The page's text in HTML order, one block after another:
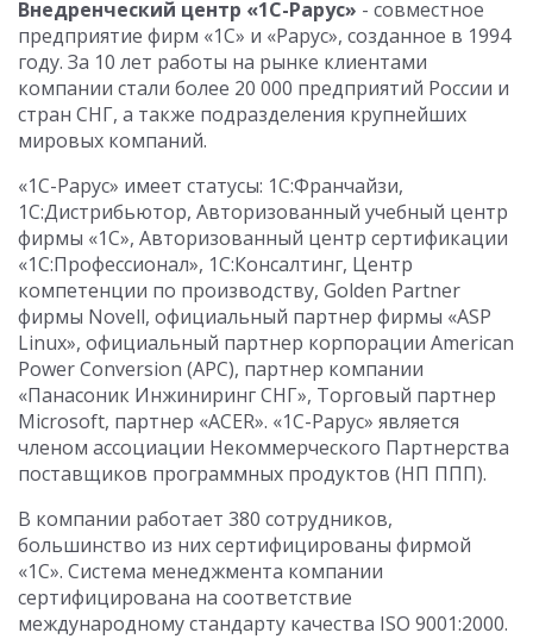
Внедренческий центр «1С-Рарус» - совместное
предприятие фирм «1С» и «Рарус», созданное в 1994
году. За 10 лет работы на рынке клиентами
компании стали более 20 000 предприятий России и
стран СНГ, а также подразделения крупнейших
мировых компаний.
«1С-Рарус» имеет статусы: 1С:Франчайзи,
1С:Дистрибьютор, Авторизованный учебный центр
фирмы «1С», Авторизованный центр сертификации
«1С:Профессионал», 1С:Консалтинг, Центр
компетенции по производству, Golden Partner
фирмы Novell, официальный партнер фирмы «ASP
Linux», официальный партнер корпорации American
Power Conversion (APC), партнер компании
«Панасоник Инжиниринг СНГ», Торговый партнер
Microsoft, партнер «ACER». «1С-Рарус» является
членом ассоциации Некоммерческого Партнерства
поставщиков программных продуктов (НП ППП).
В компании работает 380 сотрудников,
большинство из них сертифицированы фирмой
«1С». Система менеджмента компании
сертифицирована на соответствие
международному стандарту качества ISO 9001:2000.